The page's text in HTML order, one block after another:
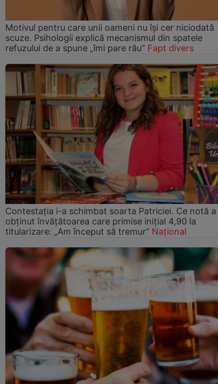
Motivul pentru care unii oameni nu își cer niciodată
scuze. Psihologii explică mecanismul din spatele
refuzului de a spune „îmi pare rău” Fapt divers
Contestația i-a schimbat soarta Patriciei. Ce notă a
obținut învățătoarea care primise inițial 4,90 la
titularizare: „Am început să tremur” Național